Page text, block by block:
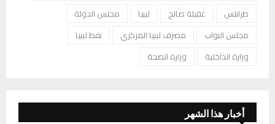
طرابلس
عقيلة صالح ليبيا
مجلس الدولة
مجلس النواب
مصرف ليبيا المركزي
نفط ليبيا
وزارة الداخلية
وزارة الصحة
أخبار هذا الشهر